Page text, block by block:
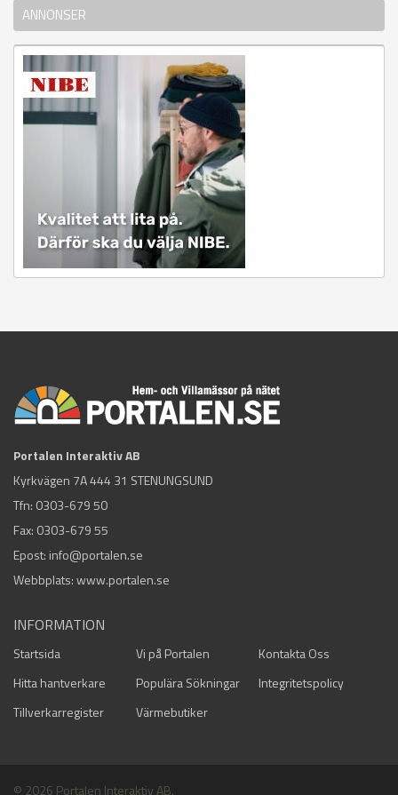
ANNONSER
Portalen Interaktiv AB
Kyrkvägen 7A 444 31 STENUNGSUND
Tfn: 0303-679 50
Fax: 0303-679 55
Epost: info@portalen.se
Webbplats: www.portalen.se
INFORMATION
Startsida Vi på Portalen
Kontakta Oss
Hitta hantverkare
Populära Sökningar
Integritetspolicy
Tillverkarregister
Värmebutiker
© 2026 Portalen Interaktiv AB.